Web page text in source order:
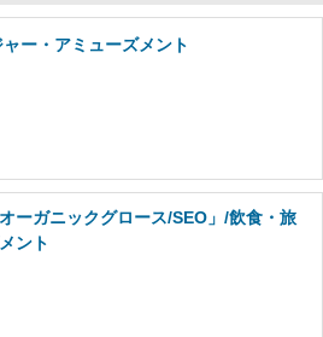
ー・アミューズメント
ーガニックグロース/SEO」/飲食・旅
ント